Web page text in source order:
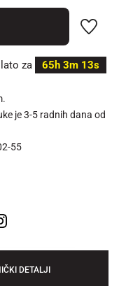
za 65h 3m 13s
je 3-5 radnih dana od
55
DETALJI